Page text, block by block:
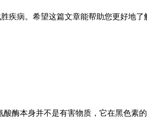
病。希望这篇文章能帮助您更好地
酶本身并不是有害物质，它在黑色素